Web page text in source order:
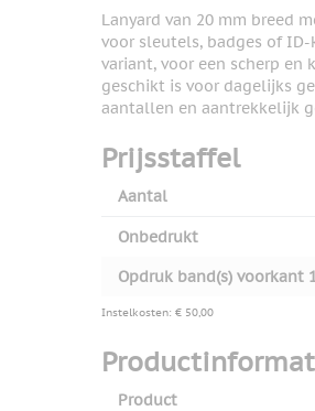
Lanyard van 20 mm breed
voor sleutels, badges of
variant, voor een scherp
geschikt is voor dagelijks
aantallen en aantrekkelijk
Prijsstaffel
Aantal
Onbedrukt
Opdruk band(s) voorkant
Instelkosten: € 50,00
Product